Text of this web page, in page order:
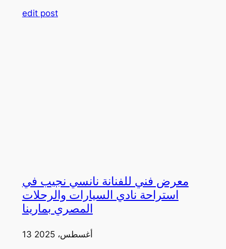
edit post
معرض فني للفنانة نانسي نجيب في
استراحة نادي السيارات والرحلات
المصري بمارينا
13 أغسطس، 2025